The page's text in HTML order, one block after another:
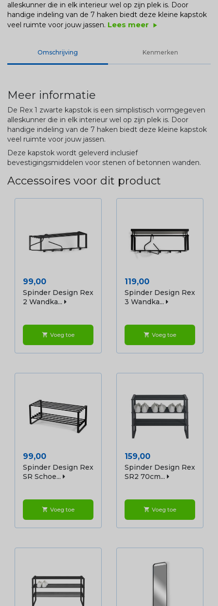
alleskunner die in elk interieur wel op zijn plek is. Door
handige indeling van de 7 haken biedt deze kleine kapstok
veel ruimte voor jouw jassen. Lees meer play_arrow
Omschrijving Kenmerken
Meer informatie
De Rex 1 zwarte kapstok is een simplistisch vormgegeven
alleskunner die in elk interieur wel op zijn plek is. Door
handige indeling van de 7 haken biedt deze kleine kapstok
veel ruimte voor jouw jassen.
Deze kapstok wordt geleverd inclusief
bevestigingsmiddelen voor stenen of betonnen wanden.
Accessoires voor dit product
Prijs
99,00
Spinder Design Rex
2 Wandka...
shopping_cart Voeg toe
Prijs
119,00
Spinder Design Rex
3 Wandka...
shopping_cart Voeg toe
Prijs
99,00
Spinder Design Rex
SR Schoe...
shopping_cart Voeg toe
Prijs
159,00
Spinder Design Rex
SR2 70cm...
shopping_cart Voeg toe